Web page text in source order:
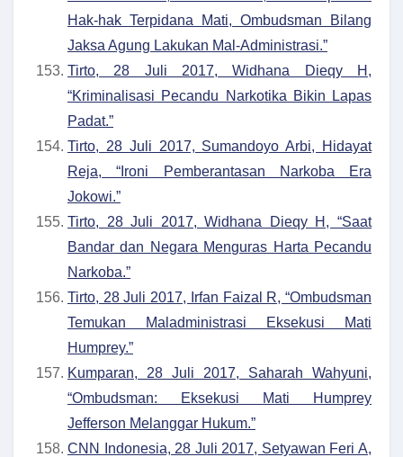
Hak-hak Terpidana Mati, Ombudsman Bilang
Jaksa Agung Lakukan Mal-Administrasi.”
Tirto, 28 Juli 2017, Widhana Dieqy H,
“Kriminalisasi Pecandu Narkotika Bikin Lapas
Padat.”
Tirto, 28 Juli 2017, Sumandoyo Arbi, Hidayat
Reja, “Ironi Pemberantasan Narkoba Era
Jokowi.”
Tirto, 28 Juli 2017, Widhana Dieqy H, “Saat
Bandar dan Negara Menguras Harta Pecandu
Narkoba.”
Tirto, 28 Juli 2017, Irfan Faizal R, “Ombudsman
Temukan Maladministrasi Eksekusi Mati
Humprey.”
Kumparan, 28 Juli 2017, Saharah Wahyuni,
“Ombudsman: Eksekusi Mati Humprey
Jefferson Melanggar Hukum.”
CNN Indonesia, 28 Juli 2017, Setyawan Feri A,